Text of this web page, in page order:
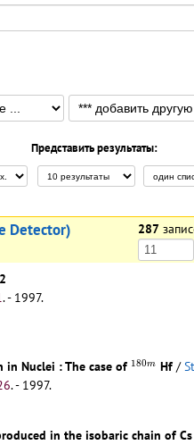
Представить результаты:
Detector)
287
.- 1997.
in Nuclei : The case of 180m
180 m
Hf /
.- 1997.
in the isobaric chain of